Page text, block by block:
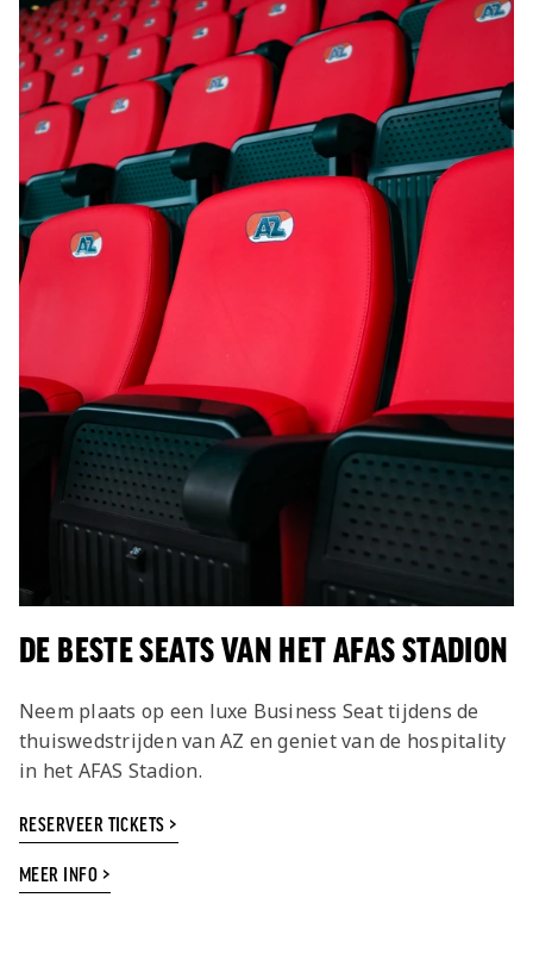
DE BESTE SEATS VAN HET AFAS STADION
Neem plaats op een luxe Business Seat tijdens de
thuiswedstrijden van AZ en geniet van de hospitality
in het AFAS Stadion.
RESERVEER TICKETS >
MEER INFO >